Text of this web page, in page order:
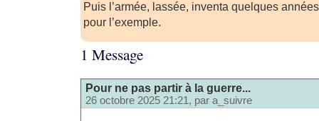
Puis l’armée, lassée, inventa quelques
pour l’exemple.
1 Message
Pour ne pas partir à la guerre...
26 octobre 2025 21:21, par a_suivre